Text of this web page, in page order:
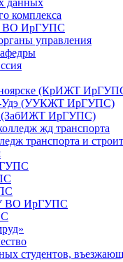
данных
комплекса
ВО ИрГУПС
управления
(КрИЖТ
Удэ (УУКЖТ ИрГУПС)
(ЗабИЖТ ИрГУПС)
жд транспорта
транспорта и
ВО ИрГУПС
студентов,